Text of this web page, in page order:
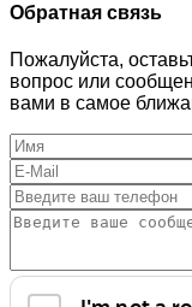
Обратная связь
Пожалуйста,
вопрос или
вами в самое